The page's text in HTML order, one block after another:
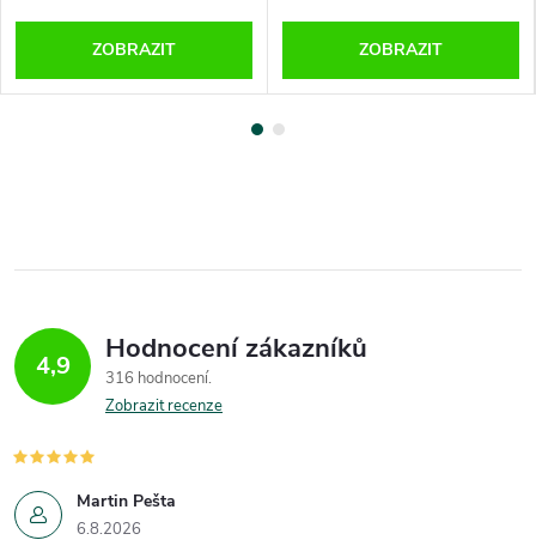
ZOBRAZIT ZOBRAZIT
4,9 Hodnocení zákazníků
316 hodnocení
Zobrazit recenze
Martin Pešta
6.8.2026